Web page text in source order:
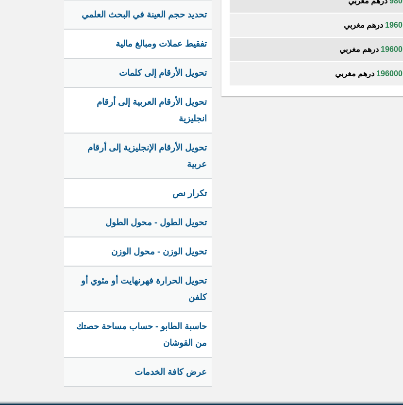
1960 درهم مغربي
19600 درهم مغربي
196000 درهم مغربي
تحديد حجم العينة في البحث العلمي
تفقيط عملات ومبالغ مالية
تحويل الأرقام إلى كلمات
تحويل الأرقام العربية إلى أرقام
انجليزية
تحويل الأرقام الإنجليزية إلى أرقام
عربية
تكرار نص
تحويل الطول - محول الطول
تحويل الوزن - محول الوزن
تحويل الحرارة فهرنهايت أو مئوي أو
كلفن
حاسبة الطابو - حساب مساحة حصتك
من القوشان
عرض كافة الخدمات